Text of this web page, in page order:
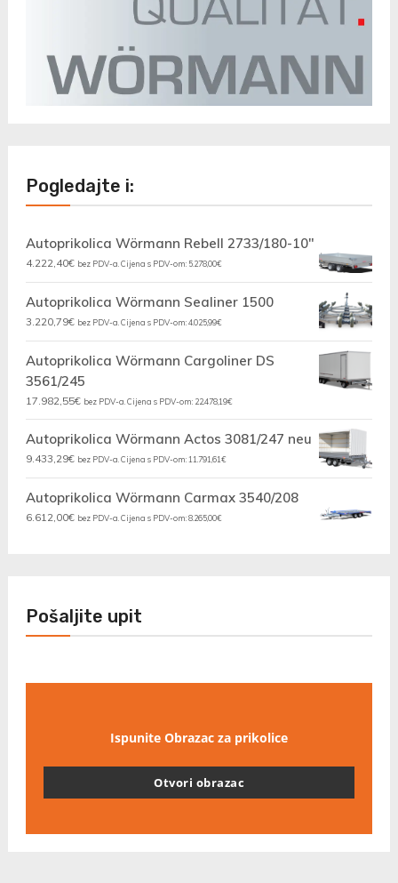
Pogledajte i:
Autoprikolica Wörmann Rebell 2733/180-10"
4.222,40€ bez PDV-a. Cijena s PDV-om: 5.278,00€
Autoprikolica Wörmann Sealiner 1500
3.220,79€ bez PDV-a. Cijena s PDV-om:4.025,99€
Autoprikolica Wörmann Cargoliner DS
3561/245
17.982,55€ bez PDV-a. Cijena s PDV-om: 22.478,19€
Autoprikolica Wörmann Actos 3081/247 neu
9.433,29€ bez PDV-a. Cijena s PDV-om: 11.791,61€
Autoprikolica Wörmann Carmax 3540/208
6.612,00€ bez PDV-a. Cijena s PDV-om:8.265,00€
Pošaljite upit
Ispunite Obrazac za prikolice
Otvori obrazac